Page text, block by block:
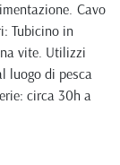
Cavo
Tubicino in
vite. Utilizzi
luogo di pesca
circa 30h a